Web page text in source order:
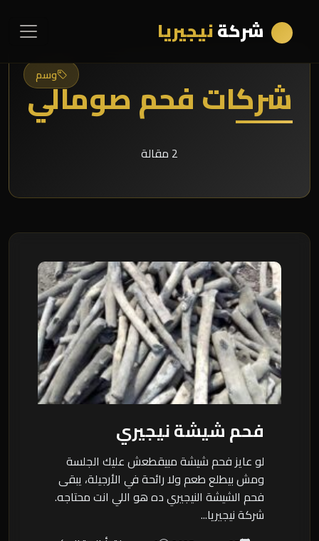
شركةنيجيريا
وسم
شركات فحم صومالي
2 مقالة
فحم شيشة نيجيري
لو عايز فحم شيشة مبيقطعش عليك الجلسة
ومش بيطلع طعم ولا رائحة في الأرجيلة، يبقى
فحم الشيشة النيجيري ده هو اللي انت محتاجه.
شركة نيجيريا...